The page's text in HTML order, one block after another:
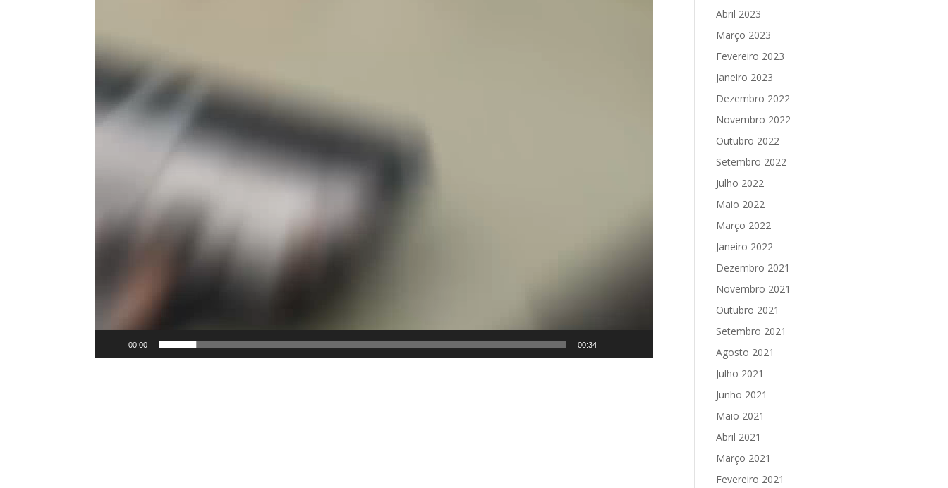
00:00 00:34
Abril 2023
Março 2023
Fevereiro 2023
Janeiro 2023
Dezembro 2022
Novembro 2022
Outubro 2022
Setembro 2022
Julho 2022
Maio 2022
Março 2022
Janeiro 2022
Dezembro 2021
Novembro 2021
Outubro 2021
Setembro 2021
Agosto 2021
Julho 2021
Junho 2021
Maio 2021
Abril 2021
Março 2021
Fevereiro 2021